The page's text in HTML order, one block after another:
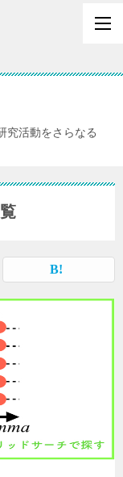
究活動をさらなる